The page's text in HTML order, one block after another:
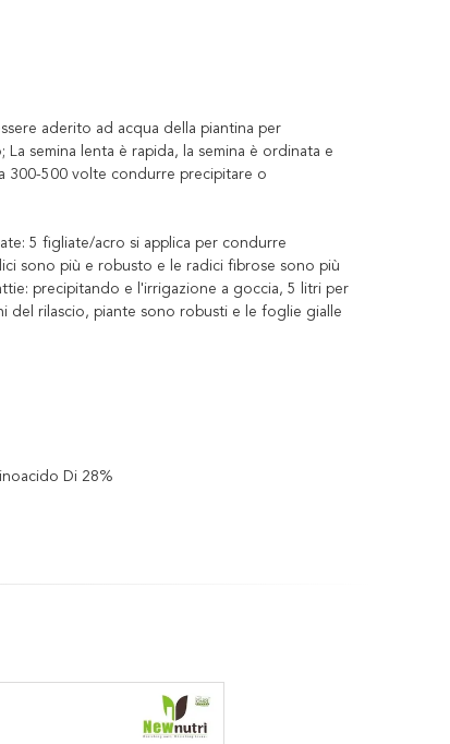
aderito ad acqua della piantina per
semina lenta è rapida, la semina è ordinata e
300-500 volte condurre precipitare o
5 figliate/acro si applica per condurre
sono più e robusto e le radici fibrose sono più
precipitando e l'irrigazione a goccia, 5 litri per
del rilascio, piante sono robusti e le foglie gialle
Di 28%